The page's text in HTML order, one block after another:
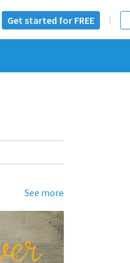
Get started for FREE
See more